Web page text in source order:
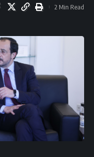
2 Min Read